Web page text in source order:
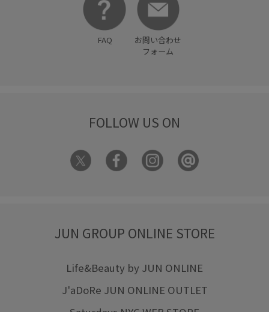
FAQ
お問い合わせ
フォーム
FOLLOW US ON
JUN GROUP ONLINE STORE
Life&Beauty by JUN ONLINE
J'aDoRe JUN ONLINE OUTLET